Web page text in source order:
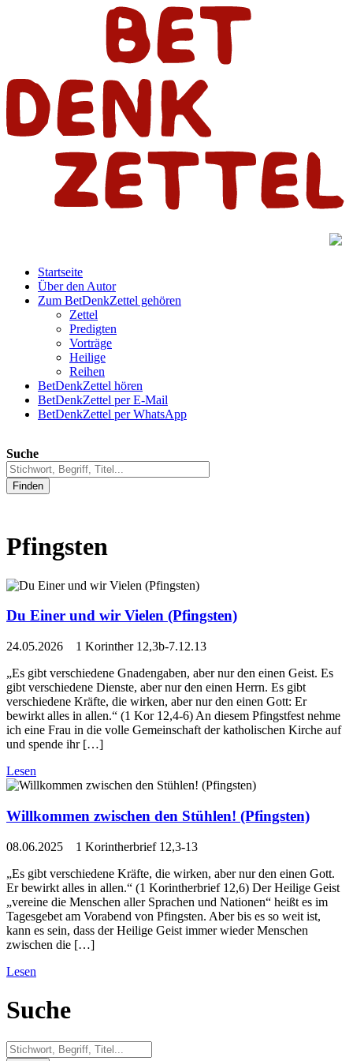
Startseite
Über den Autor
Zum BetDenkZettel gehören
Zettel
Predigten
Vorträge
Heilige
Reihen
BetDenkZettel hören
BetDenkZettel per E-Mail
BetDenkZettel per WhatsApp
Suche
Finden
Pfingsten
Du Einer und wir Vielen (Pfingsten)
24.05.2026 1 Korinther 12,3b-7.12.13
„Es gibt verschiedene Gnadengaben, aber nur den einen Geist. Es
gibt verschiedene Dienste, aber nur den einen Herrn. Es gibt
verschiedene Kräfte, die wirken, aber nur den einen Gott: Er
bewirkt alles in allen.“ (1 Kor 12,4-6) An diesem Pfingstfest nehme
ich eine Frau in die volle Gemeinschaft der katholischen Kirche auf
und spende ihr […]
Lesen
Willkommen zwischen den Stühlen! (Pfingsten)
08.06.2025 1 Korintherbrief 12,3-13
„Es gibt verschiedene Kräfte, die wirken, aber nur den einen Gott.
Er bewirkt alles in allen.“ (1 Korintherbrief 12,6) Der Heilige Geist
„vereine die Menschen aller Sprachen und Nationen“ heißt es im
Tagesgebet am Vorabend von Pfingsten. Aber bis es so weit ist,
kann es sein, dass der Heilige Geist immer wieder Menschen
zwischen die […]
Lesen
Suche